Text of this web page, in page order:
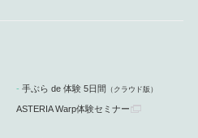
手ぶら de 体験 5日間 （クラウド版）
ASTERIA Warp体験セミナー